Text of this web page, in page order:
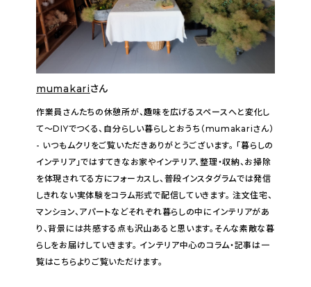
mumakariさん
作業員さんたちの休憩所が、趣味を広げるスペースへと変化し
て～DIYでつくる、自分らしい暮らしとおうち（mumakariさん）
- いつもムクリをご覧いただきありがとうございます。 「暮らしの
インテリア」ではすてきなお家やインテリア、整理・収納、お掃除
を体現されてる方にフォーカスし、普段インスタグラムでは発信
しきれない実体験をコラム形式で配信していきます。 注文住宅、
マンション、アパートなどそれぞれ暮らしの中にインテリアがあ
り、背景には共感する点も沢山あると思います。そんな素敵な暮
らしをお届けしていきます。 インテリア中心のコラム・記事は一
覧はこちらよりご覧いただけます。